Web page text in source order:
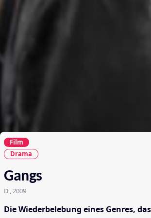
Film
Drama
Gangs
D , 2009
Die Wiederbelebung eines Genres,